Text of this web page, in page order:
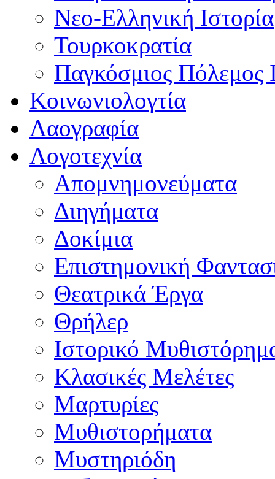
Νεο-Ελληνική Ιστορία
Τουρκοκρατία
Παγκόσμιος Πόλεμος
Κοινωνιολογτία
Λαογραφία
Λογοτεχνία
Απομνημονεύματα
Διηγήματα
Δοκίμια
Επιστημονική
Θεατρικά Έργα
Θρήλερ
Ιστορικό
Κλασικές Μελέτες
Μαρτυρίες
Μυθιστορήματα
Μυστηριόδη